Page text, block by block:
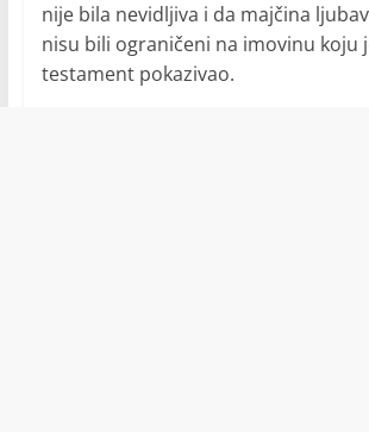
nije bila nevidljiva i da majčina
nisu bili ograničeni na imovinu koju
testament pokazivao.